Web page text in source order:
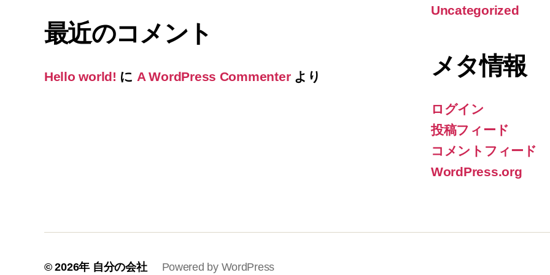
最近のコメント
Hello world! に A WordPress Commenterより
Uncategorized
メタ情報
ログイン
投稿フィード
コメントフィード
WordPress.org
© 2026年 自分の会社 Powered by WordPress